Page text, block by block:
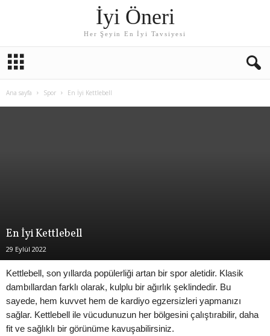
İyi Öneri
Her Şeyin En İyi Tavsiyesi
Ana sayfa Spor En İyi Kettlebell
En İyi Kettlebell
29 Eylül 2022
Kettlebell, son yıllarda popülerliği artan bir spor aletidir. Klasik
dambıllardan farklı olarak, kulplu bir ağırlık şeklindedir. Bu
sayede, hem kuvvet hem de kardiyo egzersizleri yapmanızı
sağlar. Kettlebell ile vücudunuzun her bölgesini çalıştırabilir, daha
fit ve sağlıklı bir görünüme kavuşabilirsiniz.